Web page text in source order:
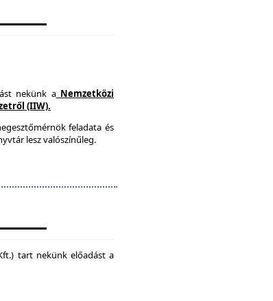
nekünk aNemzetközi
(IIW).
feladata és
lesz valószínűleg.
tart nekünk előadást a